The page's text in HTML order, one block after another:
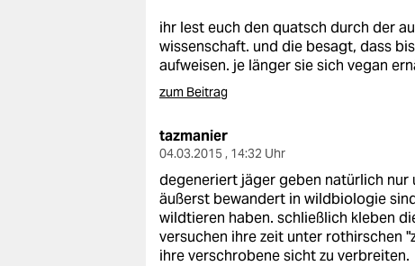
ihr lest euch den quatsch durch der
wissenschaft. und die besagt, dass
aufweisen. je länger sie sich vegan
zum Beitrag
tazmanier
04.03.2015 , 14:32 Uhr
degeneriert jäger geben natürlich nur
äußerst bewandert in wildbiologie
wildtieren haben. schließlich kleben
versuchen ihre zeit unter rothirschen
ihre verschrobene sicht zu verbreiten.